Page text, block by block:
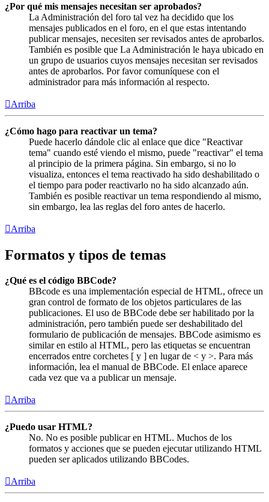
¿Por qué mis mensajes necesitan ser aprobados?
La Administración del foro tal vez ha decidido que los
mensajes publicados en el foro, en el que estas intentando
publicar mensajes, necesiten ser revisados antes de aprobarlos.
También es posible que La Administración le haya ubicado en
un grupo de usuarios cuyos mensajes necesitan ser revisados
antes de aprobarlos. Por favor comuníquese con el
administrador para más información al respecto.
Arriba
¿Cómo hago para reactivar un tema?
Puede hacerlo dándole clic al enlace que dice "Reactivar
tema" cuando esté viendo el mismo, puede "reactivar" el tema
al principio de la primera página. Sin embargo, si no lo
visualiza, entonces el tema reactivado ha sido deshabilitado o
el tiempo para poder reactivarlo no ha sido alcanzado aún.
También es posible reactivar un tema respondiendo al mismo,
sin embargo, lea las reglas del foro antes de hacerlo.
Arriba
Formatos y tipos de temas
¿Qué es el código BBCode?
BBcode es una implementación especial de HTML, ofrece un
gran control de formato de los objetos particulares de las
publicaciones. El uso de BBCode debe ser habilitado por la
administración, pero también puede ser deshabilitado del
formulario de publicación de mensajes. BBCode asimismo es
similar en estilo al HTML, pero las etiquetas se encuentran
encerrados entre corchetes [ y ] en lugar de < y >. Para más
información, lea el manual de BBCode. El enlace aparece
cada vez que va a publicar un mensaje.
Arriba
¿Puedo usar HTML?
No. No es posible publicar en HTML. Muchos de los
formatos y acciones que se pueden ejecutar utilizando HTML
pueden ser aplicados utilizando BBCodes.
Arriba